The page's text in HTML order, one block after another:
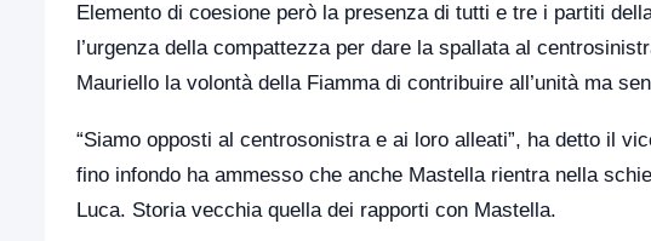
Elemento di coesione però la presenza di tutti e tre i partiti
l’urgenza della compattezza per dare la spallata al
Mauriello la volontà della Fiamma di contribuire all’unità ma
“Siamo opposti al centrosonistra e ai loro alleati”, ha detto il
fino infondo ha ammesso che anche Mastella rientra nella
Luca. Storia vecchia quella dei rapporti con Mastella.